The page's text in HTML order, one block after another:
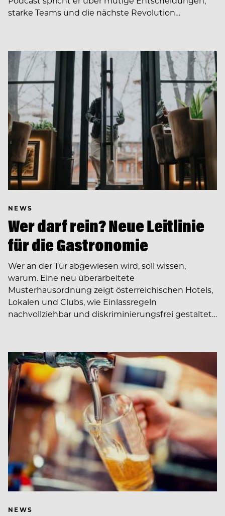
starke Teams und die nächste Revolution…
NEWS
Wer darf rein? Neue Leitlinie
für die Gastronomie
Wer an der Tür abgewiesen wird, soll wissen,
warum. Eine neu überarbeitete
Musterhausordnung zeigt österreichischen Hotels,
Lokalen und Clubs, wie Einlassregeln
nachvollziehbar und diskriminierungsfrei gestaltet…
NEWS